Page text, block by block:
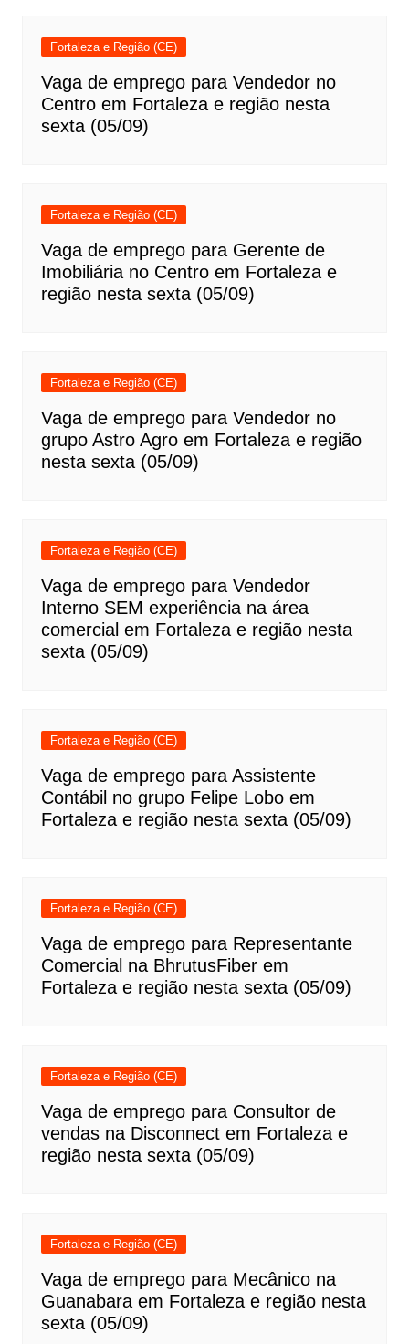
Fortaleza e Região (CE)
Vaga de emprego para Vendedor no
Centro em Fortaleza e região nesta
sexta (05/09)
Fortaleza e Região (CE)
Vaga de emprego para Gerente de
Imobiliária no Centro em Fortaleza e
região nesta sexta (05/09)
Fortaleza e Região (CE)
Vaga de emprego para Vendedor no
grupo Astro Agro em Fortaleza e região
nesta sexta (05/09)
Fortaleza e Região (CE)
Vaga de emprego para Vendedor
Interno SEM experiência na área
comercial em Fortaleza e região nesta
sexta (05/09)
Fortaleza e Região (CE)
Vaga de emprego para Assistente
Contábil no grupo Felipe Lobo em
Fortaleza e região nesta sexta (05/09)
Fortaleza e Região (CE)
Vaga de emprego para Representante
Comercial na BhrutusFiber em
Fortaleza e região nesta sexta (05/09)
Fortaleza e Região (CE)
Vaga de emprego para Consultor de
vendas na Disconnect em Fortaleza e
região nesta sexta (05/09)
Fortaleza e Região (CE)
Vaga de emprego para Mecânico na
Guanabara em Fortaleza e região nesta
sexta (05/09)